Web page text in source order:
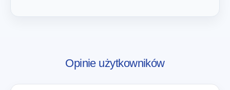
Opinie użytkowników